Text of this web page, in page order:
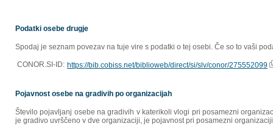
Podatki osebe drugje
Spodaj je seznam povezav na tuje vire s podatki o tej osebi. Če so to vaši
CONOR.SI-ID: https://bib.cobiss.net/biblioweb/direct/si/slv/conor/275552099
Pojavnost osebe na gradivih po organizacijah
Število pojavljanj osebe na gradivih v katerikoli vlogi pri posamezni
je gradivo uvrščeno v dve organizaciji, je pojavnost pri posamezni